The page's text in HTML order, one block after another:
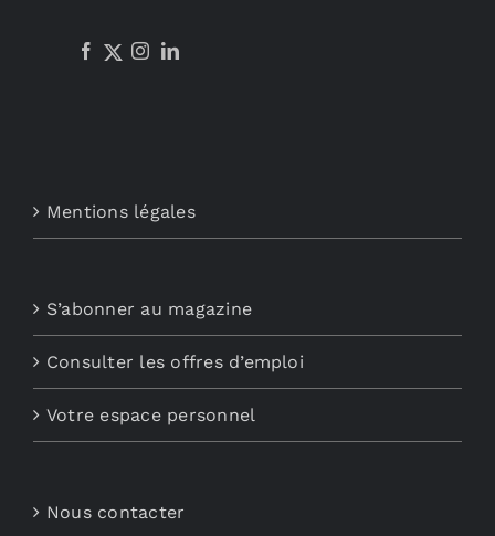
Mentions légales
S’abonner au magazine
Consulter les offres d’emploi
Votre espace personnel
Nous contacter